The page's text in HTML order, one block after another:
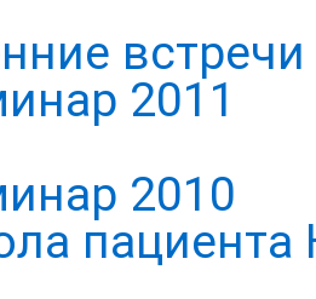
2011
2010
пациента